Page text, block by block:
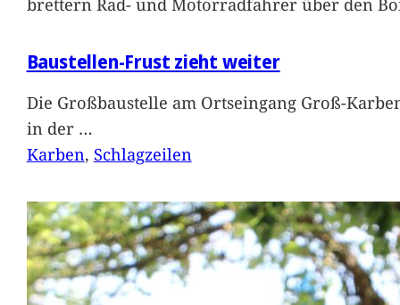
Baustellen-Frust zieht weiter
Die Großbaustelle am Ortseingang Groß-
in der …
Karben, Schlagzeilen